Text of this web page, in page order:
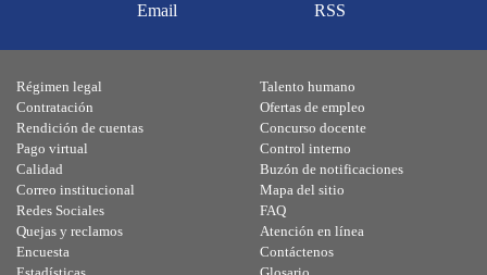
Email RSS
Régimen legal
Contratación
Rendición de cuentas
Pago virtual
Calidad
Talento humano
Ofertas de empleo
Concurso docente
Control interno
Buzón de notificaciones
Correo institucional
Redes Sociales
Quejas y reclamos
Encuesta
Mapa del sitio
FAQ
Atención en línea
Contáctenos